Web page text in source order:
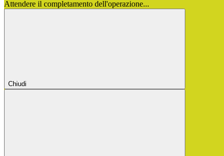
Attendere il completamento dell'operazione...
Chiudi